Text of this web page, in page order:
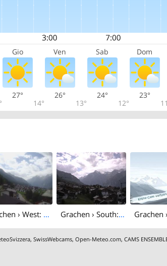
Gio Ven Sab Dom
27°
14°
26°
13°
24°
12°
23°
Grachen › West: Egga Grachen › South: Wallis, Schweiz: Weisshorn
,SwissWebcams,Open-Meteo.com,CAMS